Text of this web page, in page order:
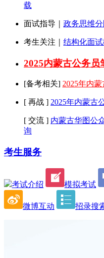
载
面试指导｜ 政务思维
考生关注｜ 结构化面
2025内蒙古公务员
[备考相关] 2025年内
[ 再战 ] 2025年内蒙古
[ 交流 ] 内蒙古华图公
询
考生服务
考试介绍 模拟考试
微博互动 招录搜